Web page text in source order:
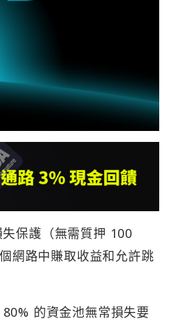
保護（無需質押 100
網路中賺取收益和允許跳
的資金池無常損失要